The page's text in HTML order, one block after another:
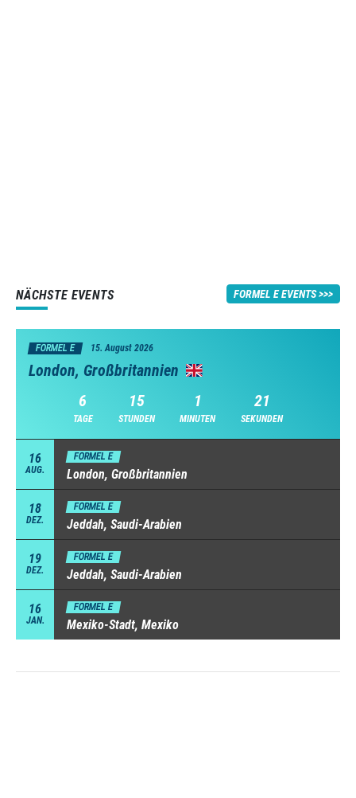
NÄCHSTE EVENTS FORMEL E EVENTS
FORMEL E 15. August 2026
London, Großbritannien
6
TAGE
15
STUNDEN
1
MINUTEN
20
SEKUNDEN
16
AUG.
FORMEL E
London, Großbritannien
18
DEZ.
FORMEL E
Jeddah, Saudi-Arabien
19
DEZ.
FORMEL E
Jeddah, Saudi-Arabien
16
JAN.
FORMEL E
Mexiko-Stadt, Mexiko